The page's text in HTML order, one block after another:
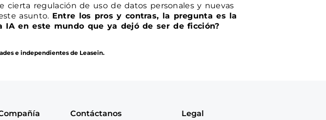
regulación de uso de datos personales y nuevas
asunto. Entre los pros y contras, la pregunta es la
IA en este mundo que ya dejó de ser de ficción?
e independientes de Leasein.
Contáctanos Legal